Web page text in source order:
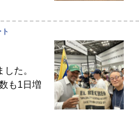
た。
も1日増